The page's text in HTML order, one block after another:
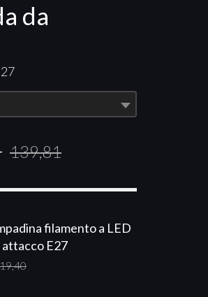
da
139,81
filamento a LED
E27
19,40